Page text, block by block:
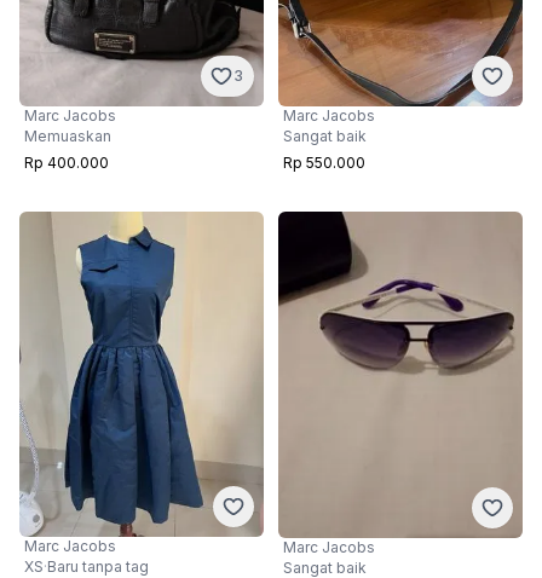
3
Marc Jacobs
Memuaskan
Rp 400.000
Marc Jacobs
Sangat baik
Rp 550.000
Marc Jacobs
XS·Baru tanpa tag
Marc Jacobs
Sangat baik